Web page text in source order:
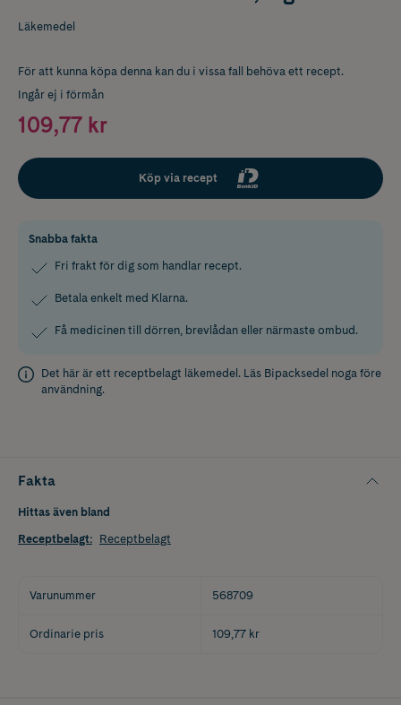
Läkemedel
För att kunna köpa denna kan du i vissa fall behöva ett recept.
Ingår ej i förmån
109,77 kr
Köp via recept
Snabba fakta
Fri frakt för dig som handlar recept.
Betala enkelt med Klarna.
Få medicinen till dörren, brevlådan eller närmaste ombud.
Det här är ett receptbelagt läkemedel. Läs Bipacksedel noga före
användning.
Fakta
Hittas även bland
Receptbelagt: Receptbelagt
Varunummer 568709
Ordinarie pris 109,77 kr